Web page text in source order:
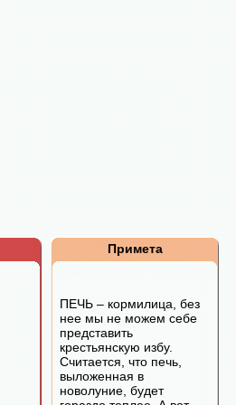
Примета
ПЕЧЬ – кормилица, без
нее мы не можем себе
представить
крестьянскую избу.
Считается, что печь,
выложенная в
новолуние, будет